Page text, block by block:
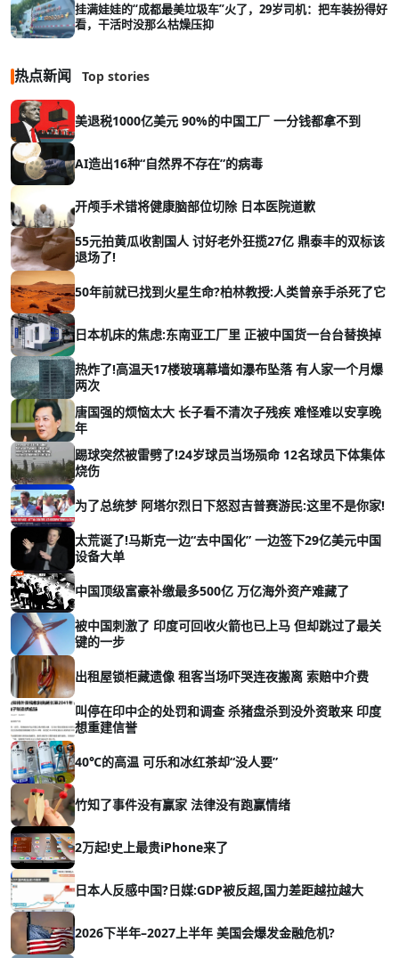
挂满娃娃的“成都最美垃圾车”火了，29岁司机：把车装扮得好
看，干活时没那么枯燥压抑
热点新闻 Top stories
美退税1000亿美元 90%的中国工厂 一分钱都拿不到
AI造出16种“自然界不存在”的病毒
开颅手术错将健康脑部位切除 日本医院道歉
55元拍黄瓜收割国人 讨好老外狂揽27亿 鼎泰丰的双标该
退场了!
50年前就已找到火星生命?柏林教授:人类曾亲手杀死了它
日本机床的焦虑:东南亚工厂里 正被中国货一台台替换掉
热炸了!高温天17楼玻璃幕墙如瀑布坠落 有人家一个月爆
两次
唐国强的烦恼太大 长子看不清次子残疾 难怪难以安享晚
年
踢球突然被雷劈了!24岁球员当场殒命 12名球员下体集体
烧伤
为了总统梦 阿塔尔烈日下怒怼吉普赛游民:这里不是你家!
太荒诞了!马斯克一边“去中国化” 一边签下29亿美元中国
设备大单
中国顶级富豪补缴最多500亿 万亿海外资产难藏了
被中国刺激了 印度可回收火箭也已上马 但却跳过了最关
键的一步
出租屋锁柜藏遗像 租客当场吓哭连夜搬离 索赔中介费
叫停在印中企的处罚和调查 杀猪盘杀到没外资敢来 印度
想重建信誉
40℃的高温 可乐和冰红茶却“没人要”
竹知了事件没有赢家 法律没有跑赢情绪
2万起!史上最贵iPhone来了
日本人反感中国?日媒:GDP被反超,国力差距越拉越大
2026下半年–2027上半年 美国会爆发金融危机?